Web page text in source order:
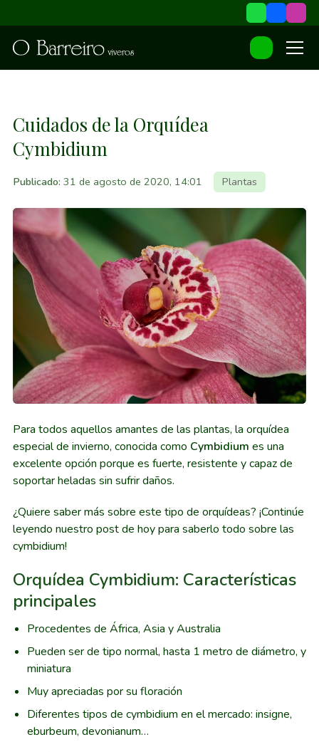
Cuidados de la Orquídea
Cymbidium
Publicado: 31 de agosto de 2020, 14:01 Plantas
Para todos aquellos amantes de las plantas, la orquídea
especial de invierno, conocida como Cymbidium es una
excelente opción porque es fuerte, resistente y capaz de
soportar heladas sin sufrir daños.
¿Quiere saber más sobre este tipo de orquídeas? ¡Continúe
leyendo nuestro post de hoy para saberlo todo sobre las
cymbidium!
Orquídea Cymbidium: Características
principales
Procedentes de África, Asia y Australia
Pueden ser de tipo normal, hasta 1 metro de diámetro, y
miniatura
Muy apreciadas por su floración
Diferentes tipos de cymbidium en el mercado: insigne,
eburbeum, devonianum…